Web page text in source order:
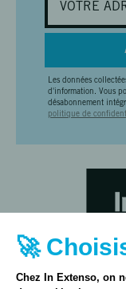
Les données
d'information. Vous
désabonnement
politique de
🚀
Chez In Extenso, on